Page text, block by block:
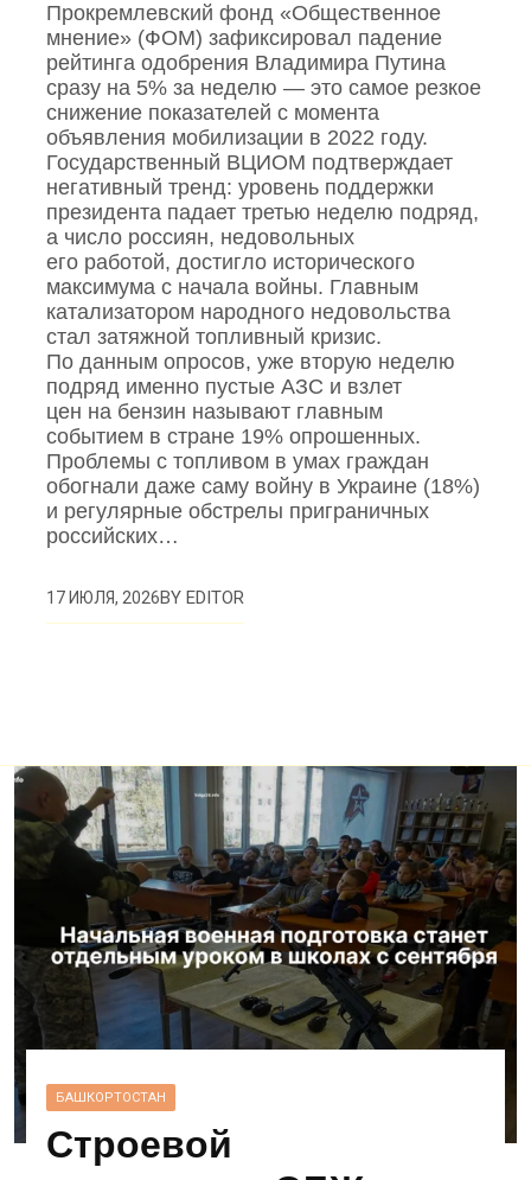
Прокремлевский фонд «Общественное
мнение» (ФОМ) зафиксировал падение
рейтинга одобрения Владимира Путина
сразу на 5% за неделю — это самое резкое
снижение показателей с момента
объявления мобилизации в 2022 году.
Государственный ВЦИОМ подтверждает
негативный тренд: уровень поддержки
президента падает третью неделю подряд,
а число россиян, недовольных
его работой, достигло исторического
максимума с начала войны. Главным
катализатором народного недовольства
стал затяжной топливный кризис.
По данным опросов, уже вторую неделю
подряд именно пустые АЗС и взлет
цен на бензин называют главным
событием в стране 19% опрошенных.
Проблемы с топливом в умах граждан
обогнали даже саму войну в Украине (18%)
и регулярные обстрелы приграничных
российских…
17 ИЮЛЯ, 2026BYEDITOR
БАШКОРТОСТАН
Строевой